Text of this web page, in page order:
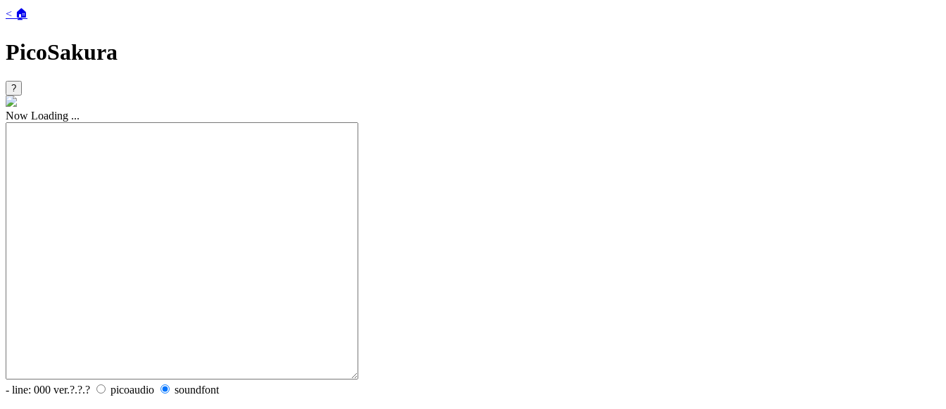
< 🏠
PicoSakura
?
Now Loading ...
- line: 000 ver.?.?.? picoaudio soundfont